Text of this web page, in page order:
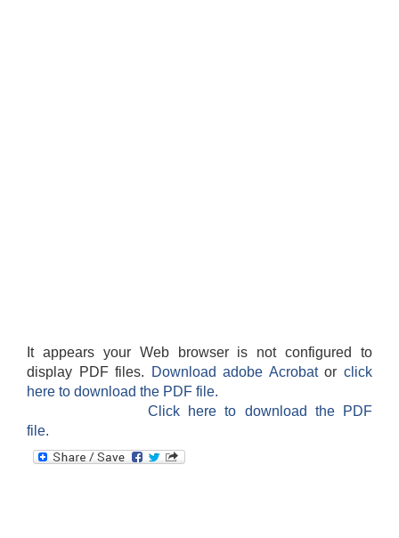
It appears your Web browser is not configured to
display PDF files.
Download adobe Acrobatorclick
here to download the PDF file.
Click here to download the PDF
file.